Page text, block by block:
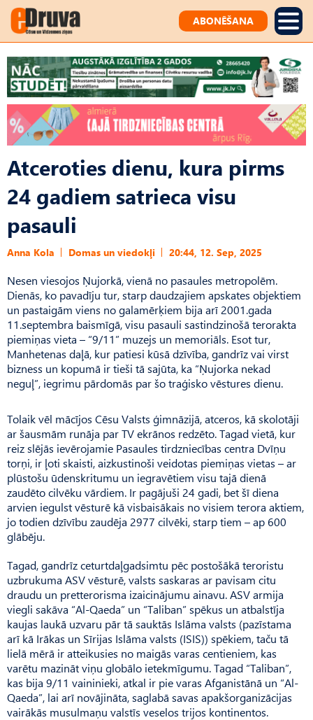
ABONĒŠANA
Atceroties dienu, kura pirms
24 gadiem satrieca visu
pasauli
Anna Kola Domas un viedokļi 20:44, 12. Sep, 2025
Nesen viesojos Ņujorkā, vienā no pasaules metropolēm.
Dienās, ko pavadīju tur, starp daudzajiem apskates objektiem
un pastaigām viens no galamērķiem bija arī 2001.gada
11.septembra baismīgā, visu pasauli sastindzinošā terorakta
piemiņas vieta – “9/11” muzejs un memoriāls. Esot tur,
Manhetenas daļā, kur patiesi kūsā dzīvība, gandrīz vai virst
bizness un kopumā ir tieši tā sajūta, ka “Ņujorka nekad
neguļ”, iegrimu pārdomās par šo traģisko vēstures dienu.
Tolaik vēl mācījos Cēsu Valsts ģimnāzijā, atceros, kā skolotāji
ar šausmām runāja par TV ekrānos redzēto. Tagad vietā, kur
reiz slējās ievērojamie Pasaules tirdz­niecības centra Dvīņu
torņi, ir ļoti skaisti, aizkustinoši veidotas piemiņas vietas – ar
plūstošu ūdenskritumu un iegravētiem visu tajā dienā
zaudēto cilvēku vārdiem. Ir pagājuši 24 gadi, bet šī diena
arvien iegulst vēsturē kā visbaisākais no visiem terora aktiem,
jo todien dzīvību zaudēja 2977 cilvēki, starp tiem – ap 600
glābēju.
Tagad, gandrīz ceturtdaļgadsimtu pēc postošākā teroristu
uzbrukuma ASV vēsturē, valsts saskaras ar pavisam citu
draudu un pretterorisma izaicinājumu ainavu. ASV armija
viegli sakāva “Al-Qaeda” un “Taliban” spēkus un atbalstīja
kaujas laukā uzvaru pār tā sauktās Islāma valsts (pazīstama
arī kā Irākas un Sīrijas Islāma valsts (ISIS)) spēkiem, taču tā
lielā mērā ir atteikusies no maigās varas centieniem, kas
varētu mazināt viņu globālo ietekmīgumu. Tagad “Taliban”,
kas bija 9/11 vaininieki, atkal ir pie varas Afganistānā un “Al-
Qaeda”, lai arī novājināta, saglabā savas apakšorganizācijas
vairākās musulmaņu valstīs veselos trijos kontinentos.